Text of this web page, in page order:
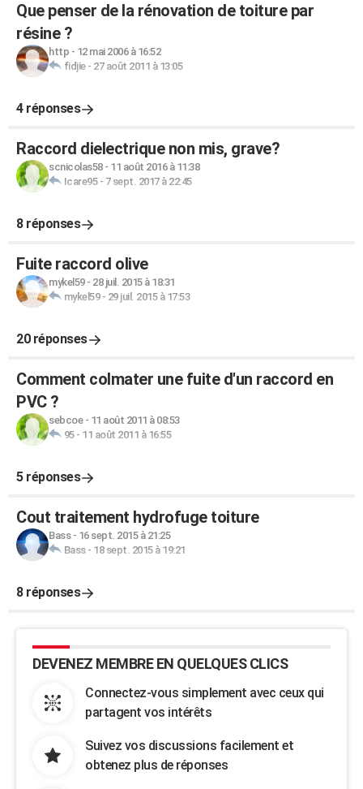
Que penser de la rénovation de toiture par
résine ?
http - 12 mai 2006 à 16:52
fidjie- 27 août 2011 à 13:05
4 réponses
Raccord dielectrique non mis, grave?
scnicolas58- 11 août 2016 à 11:38
Icare95- 7 sept. 2017 à 22:45
8 réponses
Fuite raccord olive
mykel59- 28 juil. 2015 à 18:31
mykel59- 29 juil. 2015 à 17:53
20 réponses
Comment colmater une fuite d'un raccord en
PVC ?
sebcoe- 11 août 2011 à 08:53
95- 11 août 2011 à 16:55
5 réponses
Cout traitement hydrofuge toiture
Bass- 16 sept. 2015 à 21:25
Bass- 18 sept. 2015 à 19:21
8 réponses
DEVENEZ MEMBRE EN QUELQUES CLICS
Connectez-vous simplement avec ceux qui
partagent vos intérêts
Suivez vos discussions facilement et
obtenez plus de réponses